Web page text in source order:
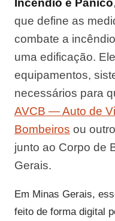
Incêndio e Pânico
que define as
combate a
uma edificação.
equipamentos,
necessários para
AVCB — Auto de
Bombeiros ou
junto ao Corpo de
Gerais.
Em Minas Gerais,
feito de forma digital